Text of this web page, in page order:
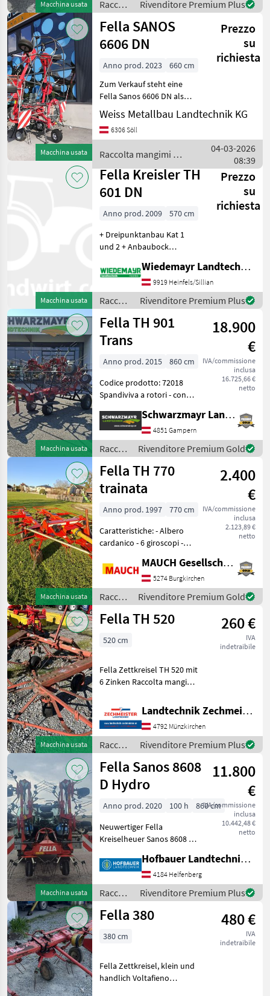
Macchina usata
Raccolta
mangimi
/ Fella
Rivenditore Premium Plus
Macchina usata
Fella SANOS
6606 DN
Prezzo
su
richiesta
Anno prod. 2023
660 cm
Zum Verkauf steht eine
Fella Sanos 6606 DN als
Neumaschine Der
Kreiselheuwender
überzeugt durch hohe
Streubild und robuste
Bauweise. Ideal
Weiss Metallbau Landtechnik KG
6306 Söll
Raccolta mangimi /
Fella
04-03-2026
08:39
Macchina usata
Fella Kreisler TH
601 DN
Prezzo
su
richiesta
Anno prod. 2009
570 cm
+ Dreipunktanbau Kat 1
und 2 + Anbaubock
Ballonbereifung 15x6.00-6 +
6 Kreiselteller mit je 5
Zinkenarmen +
Schutzbügel + Hydraulische
Kl
Wiedemayr Landtechnik GmbH
9919 Heinfels/Sillian
Raccolta
mangimi
/ Fella
Rivenditore Premium Plus
Macchina usata
Fella TH 901
Trans
18.900
€
IVA/commissione
inclusa
16.725,66 €
netto
Anno prod. 2015
860 cm
Codice prodotto: 72018
Spandiviva a rotori - con
attacco a bracci inferiori -
con albero cardanico per
avvolgimento ampio - con
larghezza
Schwarzmayr Landtechnik GmbH - Gampern
4851 Gampern
Raccolta
mangimi
/ Fella
Rivenditore Premium Gold
Macchina usata
Fella TH 770
trainata
2.400
€
IVA/commissione
inclusa
2.123,89 €
netto
Anno prod. 1997
770 cm
Caratteristiche: - Albero
cardanico - 6 giroscopi -
protezione - Vendita
disposizione per qualsiasi
domanda. Per
MAUCH Gesellschaft m.b.H. & Co.KG
5274 Burgkirchen
Raccolta
mangimi
/ Fella
Rivenditore Premium Gold
Macchina usata
Fella TH 520 260 €
IVA
indetraibile
520 cm
Fella Zettkreisel TH 520 mit
6 Zinken Raccolta mangimi
Landtechnik Zechmeister GmbH & Co KG
4792 Münzkirchen
Raccolta
mangimi
/ Fella
Rivenditore Premium Plus
Macchina usata
Fella Sanos 8608
D Hydro
11.800
€
IVA/commissione
inclusa
10.442,48 €
netto
Anno prod. 2020 100 h
860 cm
Neuwertiger Fella
Kreiselheuer Sanos 8608 D
Warntafeln , Zentrale
Grenzstreueinrichtung
mech. , ... Sofort Verfügbar
!!! Sollevamento: Regol
Hofbauer Landtechnik GmbH
4184 Helfenberg
Raccolta
mangimi
/ Fella
Rivenditore Premium Plus
Fella 380 480 €
IVA
indetraibile
380 cm
Fella Zettkreisel, klein und
handlich Voltafieno